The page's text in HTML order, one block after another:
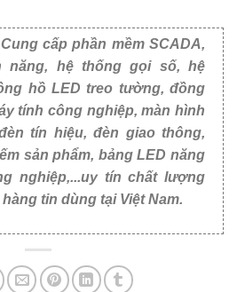
cấp phần mềm SCADA,
năng, hệ thống gọi số, hệ
hồ LED treo tường, đồng
tính công nghiệp, màn hình
tín hiệu, đèn giao thông,
sản phẩm, bảng LED năng
nghiệp,...uy tín chất lượng
tin dùng tại Việt Nam.